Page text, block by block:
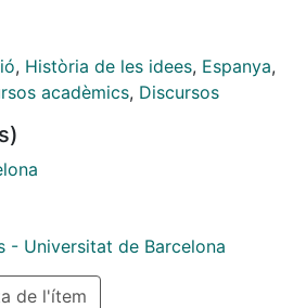
, Història de les idees, Espanya,
acadèmics, Discursos
- Universitat de Barcelona
de l'ítem